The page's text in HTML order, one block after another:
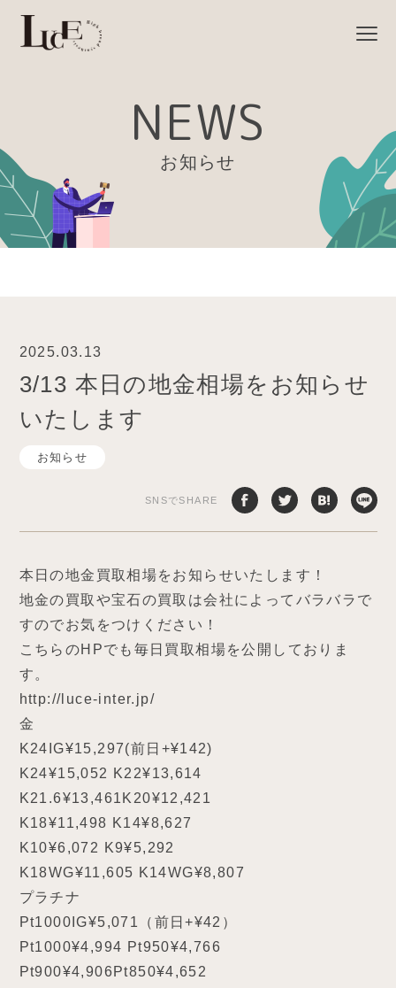
NEWS
お知らせ
2025.03.13
3/13 本日の地金相場をお知らせ
いたします
お知らせ
SNSでSHARE
本日の地金買取相場をお知らせいたします！
地金の買取や宝石の買取は会社によってバラバラで
すのでお気をつけください！
こちらのHPでも毎日買取相場を公開しておりま
す。
http://luce-inter.jp/
金
K24IG¥15,297(前日+¥142)
K24¥15,052 K22¥13,614
K21.6¥13,461K20¥12,421
K18¥11,498 K14¥8,627
K10¥6,072 K9¥5,292
K18WG¥11,605 K14WG¥8,807
プラチナ
Pt1000IG¥5,071（前日+¥42）
Pt1000¥4,994 Pt950¥4,766
Pt900¥4,906Pt850¥4,652